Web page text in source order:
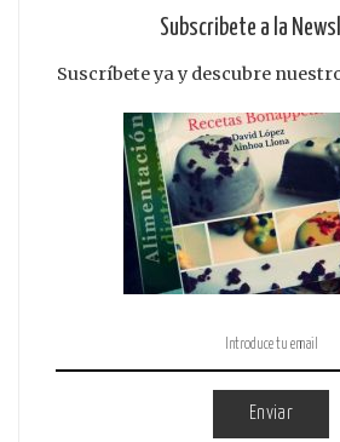
Subscribete a la
Suscríbete ya y descubre
Enviar